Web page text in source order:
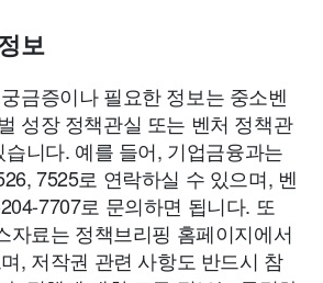
보
금증이나 필요한 정보는 중소벤
성장 정책관실 또는 벤처 정책관
니다. 예를 들어, 기업금융과는
7525로 연락하실 수 있으며, 벤
7707로 문의하면 됩니다. 또
자료는 정책브리핑 홈페이지에서
, 저작권 관련 사항도 반드시 참